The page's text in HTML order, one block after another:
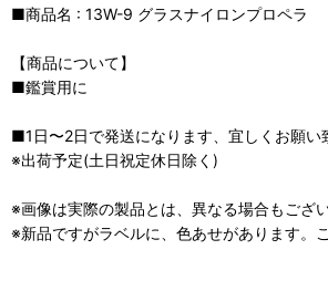
■商品名 : 13W-9 グラスナイロンプロペラ
【商品について】
■鑑賞用に
■1日〜2日で発送になります、宜しくお願い
※出荷予定(土日祝定休日除く)
※画像は実際の製品とは、異なる場合もござい
※新品ですがラベルに、色あせがあります。